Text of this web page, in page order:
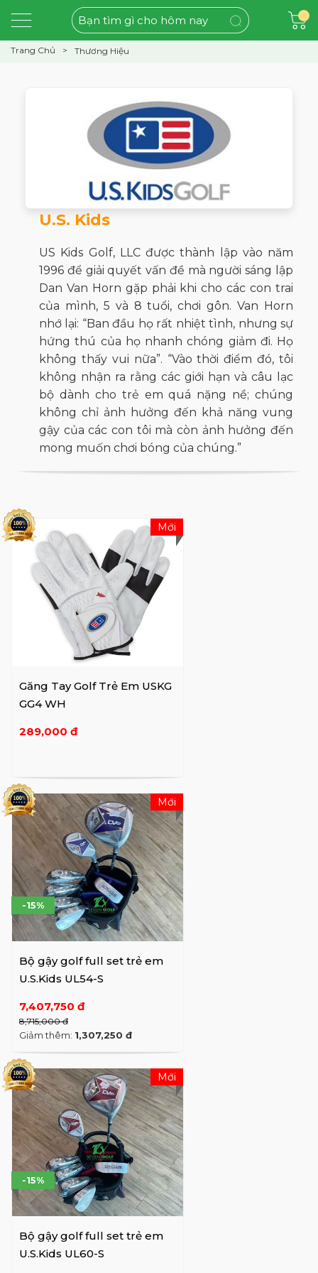
Trang Chủ Thương Hiệu
U.S. Kids
US Kids Golf, LLC được thành lập vào năm
1996 để giải quyết vấn đề mà người sáng lập
Dan Van Horn gặp phải khi cho các con trai
của mình, 5 và 8 tuổi, chơi gôn. Van Horn
nhớ lại: “Ban đầu họ rất nhiệt tình, nhưng sự
hứng thú của họ nhanh chóng giảm đi. Họ
không thấy vui nữa”. “Vào thời điểm đó, tôi
không nhận ra rằng các giới hạn và câu lạc
bộ dành cho trẻ em quá nặng nề; chúng
không chỉ ảnh hưởng đến khả năng vung
gậy của các con tôi mà còn ảnh hưởng đến
mong muốn chơi bóng của chúng.”
Ultralight, được thiết kế nhẹ hơn 25% so với
các câu lạc bộ dành cho người lớn và hầu
hết các câu lạc bộ dành cho trẻ em. Van
Horn sớm thành lập US Kids Golf, một công
ty chuyên giúp trẻ em học và chơi gôn dễ
dàng hơn. Kể từ đó, các bậc cha mẹ và các
chuyên gia chơi gôn trên toàn thế giới đã
nhận thấy sự khác biệt đáng kinh ngạc mà
các gậy nhẹ và vừa vặn chính xác đã tạo ra
trong cú vung vợt và sự nhiệt tình của cầu
thủ trẻ đối với trò chơi. Ngày nay, công ty là
thế giới cho các cầu thủ trẻ.
cao và kỹ năng thay vì độ tuổi. Mũ, áo, găng
tay, bóng và các phụ kiện liên quan đến chơi
gôn khác cũng được thiết kế dành riêng cho
người chơi trẻ tuổi.
Găng Tay Golf Trẻ Em USKG
GG4 WH
289,000 đ
Mới
Bộ gậy golf full set trẻ em
U.S.Kids UL54-S
7,407,750 đ
8,715,000 đ
-15%
Giảm thêm: 1,307,250 đ
Mới
Bộ gậy golf full set trẻ em
U.S.Kids UL60-S
-15%
Mới